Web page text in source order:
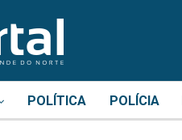
POLÍTICA POLÍCIA